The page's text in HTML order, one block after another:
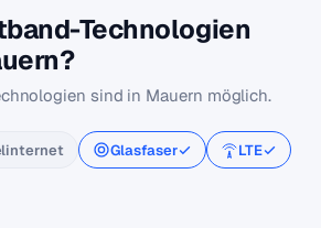
Technologien
sind in Mauern möglich.
Glasfaser
LTE